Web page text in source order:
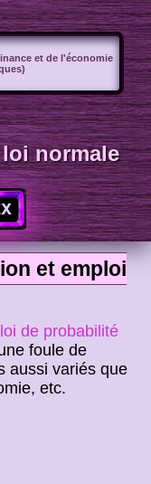
et de l'économie
normale
et emploi
loi de probabilité
foule de
aussi variés que
etc.